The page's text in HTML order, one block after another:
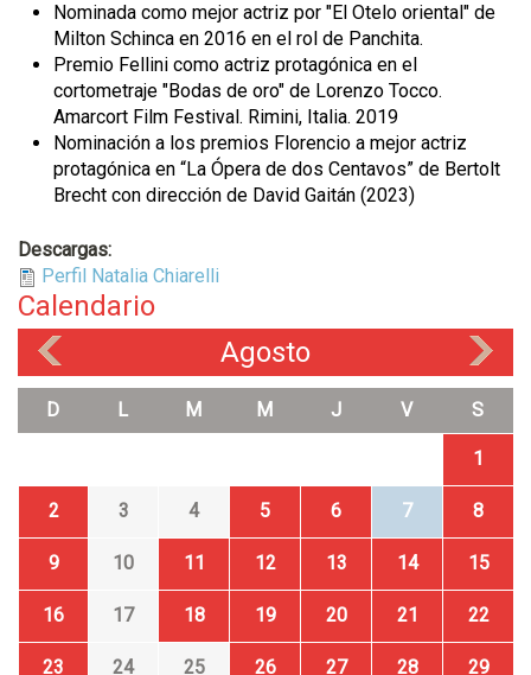
Nominada como mejor actriz por "El Otelo oriental" de
Milton Schinca en 2016 en el rol de Panchita.
Premio Fellini como actriz protagónica en el
cortometraje "Bodas de oro" de Lorenzo Tocco.
Amarcort Film Festival. Rimini, Italia. 2019
Nominación a los premios Florencio a mejor actriz
protagónica en “La Ópera de dos Centavos” de Bertolt
Brecht con dirección de David Gaitán (2023)
Descargas:
Perfil Natalia Chiarelli
Calendario
Agosto
D L M M J V S
1
2 3 4 5 6 7 8
9 10 11 12 13 14 15
16 17 18 19 20 21 22
23 24 25 26 27 28 29